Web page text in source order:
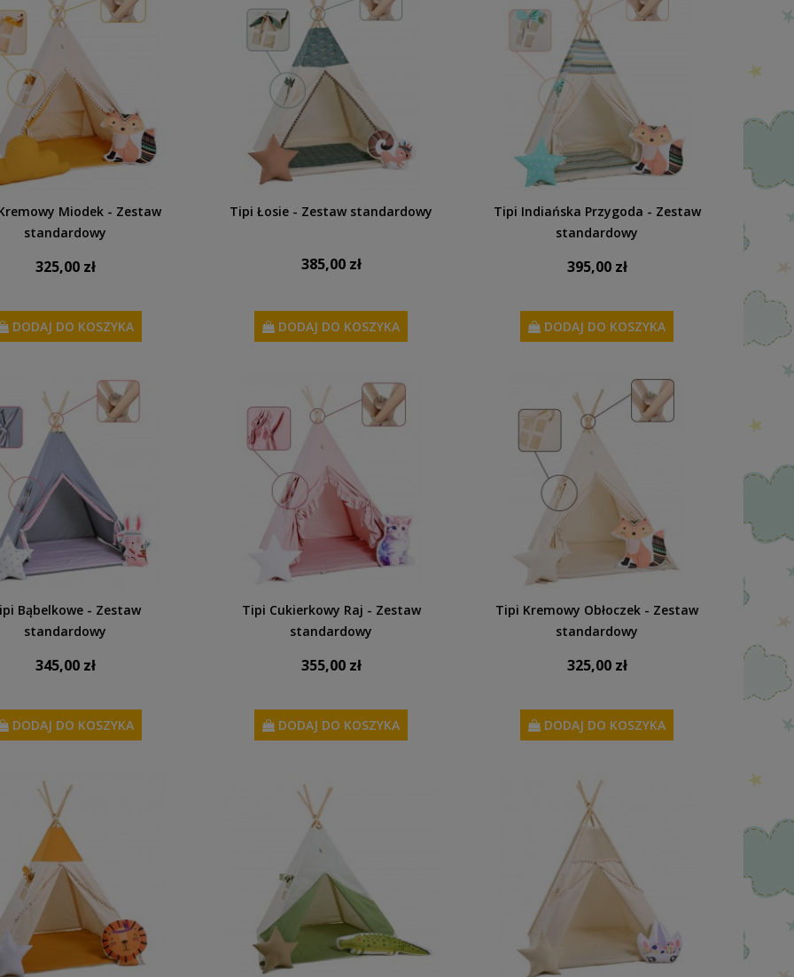
Miodek - Zestaw
standardowy
325,00 zł
DODAJ DO KOSZYKA
Tipi Łosie - Zestaw standardowy
385,00 zł
DODAJ DO KOSZYKA
Tipi Indiańska Przygoda - Zestaw
standardowy
395,00 zł
DODAJ DO KOSZYKA
Bąbelkowe - Zestaw
standardowy
345,00 zł
DODAJ DO KOSZYKA
Tipi Cukierkowy Raj - Zestaw
standardowy
355,00 zł
DODAJ DO KOSZYKA
Tipi Kremowy Obłoczek - Zestaw
standardowy
325,00 zł
DODAJ DO KOSZYKA